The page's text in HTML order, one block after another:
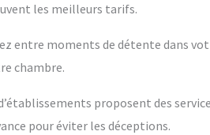
les meilleurs tarifs.
entre moments de détente dans
chambre.
proposent des
pour éviter les déceptions.